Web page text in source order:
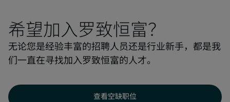
希望加入罗致恒富？
无论您是经验丰富的招聘人员还是行业新手，都是我
们一直在寻找加入罗致恒富的人才。
查看空缺职位